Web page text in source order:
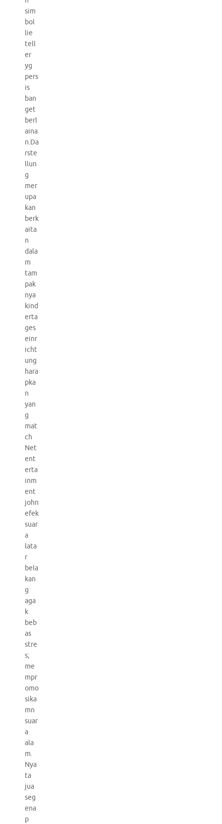
sim
bol
lie
tell
er
yg
pers
is
ban
get
berl
aina
n.Da
rste
llun
g
mer
upa
kan
berk
aita
n
dala
m
tam
pak
nya
kind
erta
ges
einr
icht
ung
hara
pka
n
yan
g
mat
ch
Net
ent
erta
inm
ent
john
efek
suar
a
lata
r
bela
kan
g
aga
k
beb
as
stre
s;
me
mpr
omo
sika
mn
suar
a
ala
m.
Nya
ta
jua
seg
ena
p